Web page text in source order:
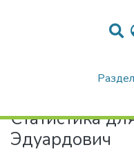
Статистика
Статистика
Эдуардович